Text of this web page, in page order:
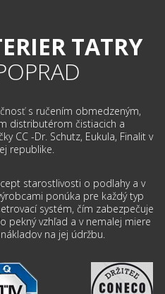
TATRY
s ručením obmedzeným,
distributérom čistiacich a
CC -Dr. Schutz, Eukula, Finalit v
republike.
starostlivosti o podlahy a v
ponúka pre každý typ
systém, čím zabezpečuje
pekný vzhľad a v nemalej miere
na jej údržbu.